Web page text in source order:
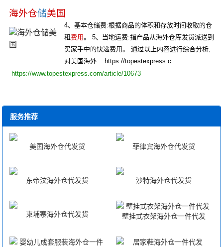
海外仓储美国
4、基本仓储费:根据商品的体积和存放时间收取的仓
租 费用。 5、当地运费:指产品从海外仓库发货派送到
买家手中的快递费用。 通过以上内容进行综合分析,
对美国海外... https://topestexpress.c...
https://www.topestexpress.com/article/10673
服务推荐
美国海外仓代发货 菲律宾海外仓代发货
东帝汶海外仓代发货 沙特海外仓代发货
柬埔寨海外仓代发货 壁挂式衣架海外仓一件代发